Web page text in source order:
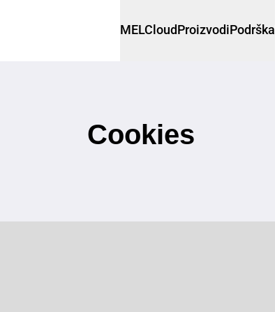
MELCloudProizvodiPodrška
Cookies